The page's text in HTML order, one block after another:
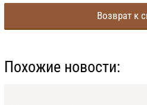
Возврат к
Похожие новости: